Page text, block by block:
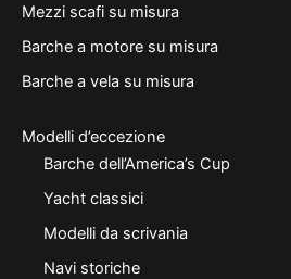
Mezzi scafi su misura
Barche a motore su misura
Barche a vela su misura
Modelli d’eccezione
Barche dell’America’s Cup
Yacht classici
Modelli da scrivania
Navi storiche